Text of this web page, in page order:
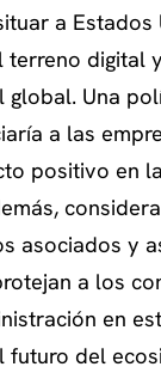
a Estados
digital
global. Una
a las
positivo en
asociados y
a los
en
futuro del